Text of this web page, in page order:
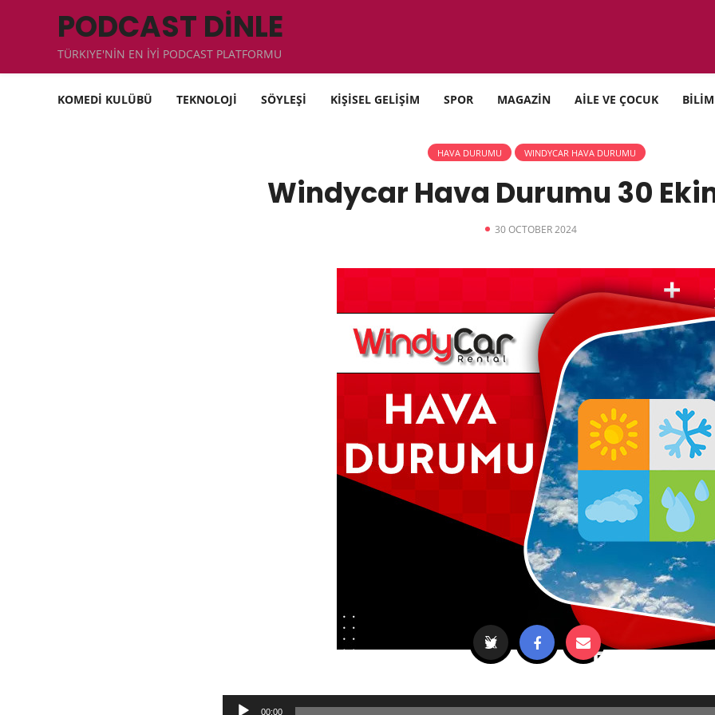
PODCAST DİNLE
TÜRKIYE'NİN EN İYİ PODCAST PLATFORMU
KOMEDİ KULÜBÜ TEKNOLOJİ SÖYLEŞİ KİŞİSEL GELİŞİM SPOR MAGAZİN AİLE VE ÇOCUK BİLİM
HAVA DURUMU WINDYCAR HAVA DURUMU
Windycar Hava Durumu 30
30 OCTOBER 2024
Audio
00:00